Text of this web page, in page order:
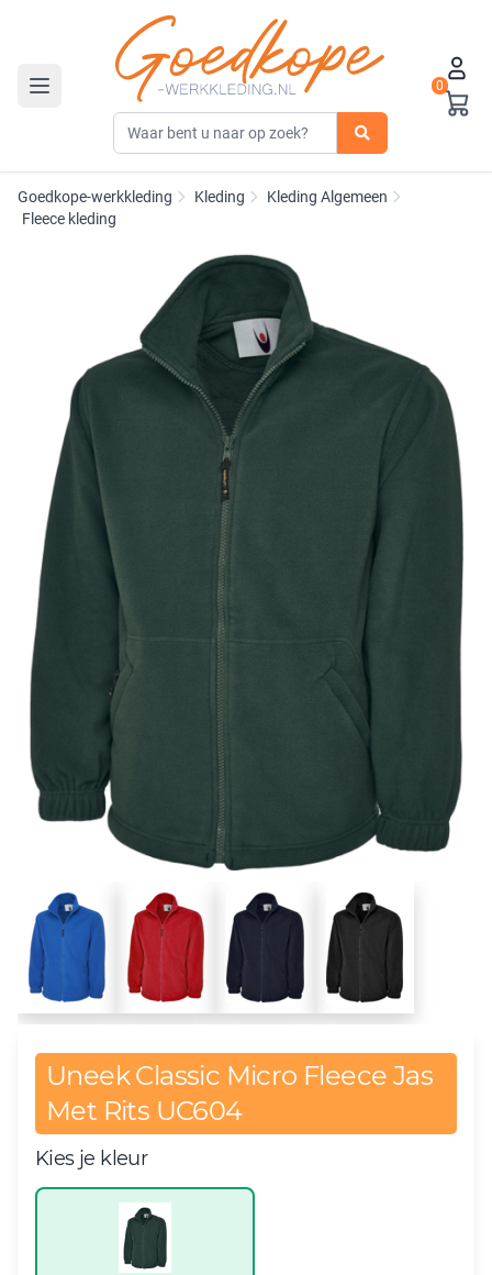
Toggle navigation
0
Goedkope-werkkleding Kleding
Kleding Algemeen
Fleece kleding
Uneek Classic Micro Fleece Jas
Met Rits UC604
Kies je kleur